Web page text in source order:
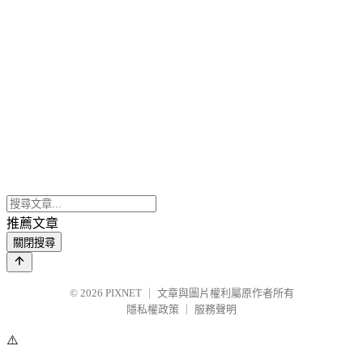
推薦文章
關閉搜尋
© 2026 PIXNET
文章與圖片權利屬原作者所有
隱私權政策
服務聲明
⚠️